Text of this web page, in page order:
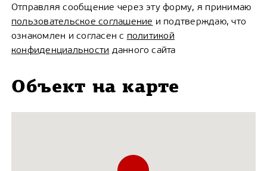
Отправляя сообщение через эту форму, я принимаю
пользовательское соглашение и подтверждаю, что
ознакомлен и согласен с политикой
конфиденциальности данного сайта
Объект на карте